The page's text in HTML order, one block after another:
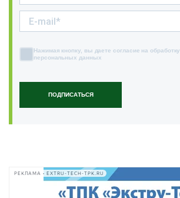
ПОДПИСАТЬСЯ
Нажимая кнопку, вы даете согласие на обработку
персональных данных
РЕКЛАМА • EXTRU-TECH-TPK.RU